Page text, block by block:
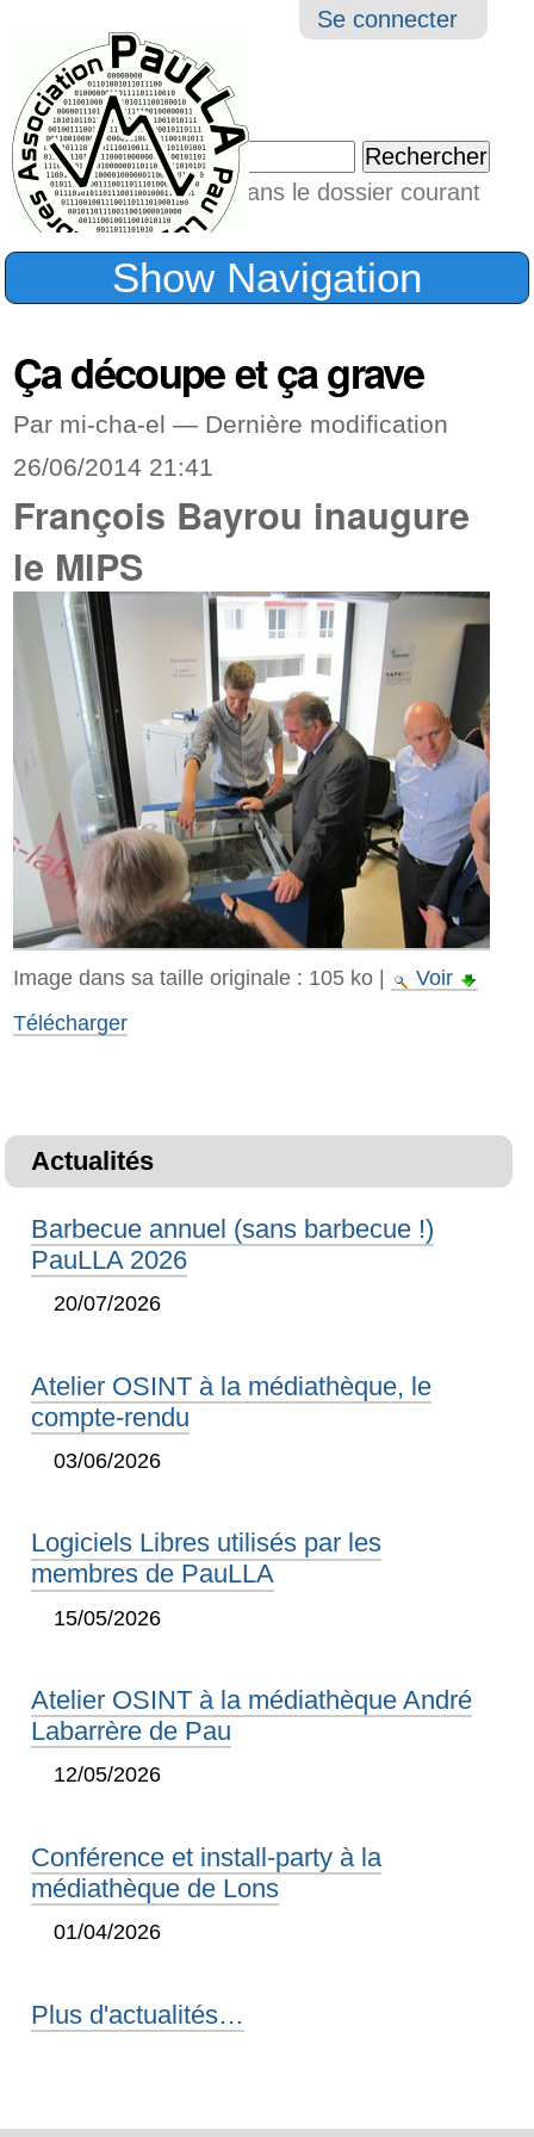
Outils
Se connecter
Chercher par
Seulement dans le dossier courant
Recherche
Show Navigation
Ça découpe et ça grave
Par mi-cha-el — Dernière modification
26/06/2014 21:41
François Bayrou inaugure
le MIPS
Image dans sa taille originale : 105 ko|
Voir
Télécharger
Actualités
Barbecue annuel (sans barbecue !)
PauLLA 2026
20/07/2026
Atelier OSINT à la médiathèque, le
compte-rendu
03/06/2026
Logiciels Libres utilisés par les
membres de PauLLA
15/05/2026
Atelier OSINT à la médiathèque André
Labarrère de Pau
12/05/2026
Conférence et install-party à la
médiathèque de Lons
01/04/2026
Plus d'actualités…